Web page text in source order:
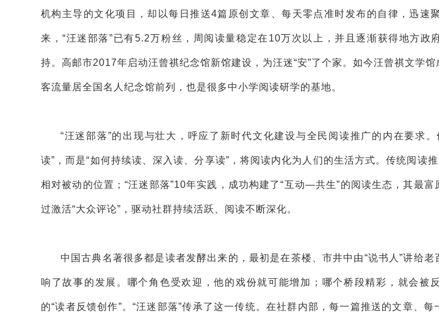
机构主导的文化项目，却以每日推送4篇原创文章、每天零点准时发布的自律，迅速
来，“汪迷部落”已有5.2万粉丝，周阅读量稳定在10万次以上，并且逐渐获得地方政
持。高邮市2017年启动汪曾祺纪念馆新馆建设，为汪迷“安”了个家。如今汪曾祺文学
客流量居全国名人纪念馆前列，也是很多中小学阅读研学的基地。
“汪迷部落”的出现与壮大，呼应了新时代文化建设与全民阅读推广的内在要求
读”，而是“如何持续读、深入读、分享读”，将阅读内化为人们的生活方式。传统阅读
相对被动的位置；“汪迷部落”10年实践，成功构建了“互动—共生”的阅读生态，其最
过激活“大众评论”，驱动社群持续活跃、阅读不断深化。
中国古典名著很多都是读者发酵出来的，最初是在茶楼、市井中由“说书人”讲给
响了故事的发展。哪个角色受欢迎，他的戏份就可能增加；哪个桥段精彩，就会被
的“读者反馈创作”。“汪迷部落”传承了这一传统。在社群内部，每一篇推送的文章、